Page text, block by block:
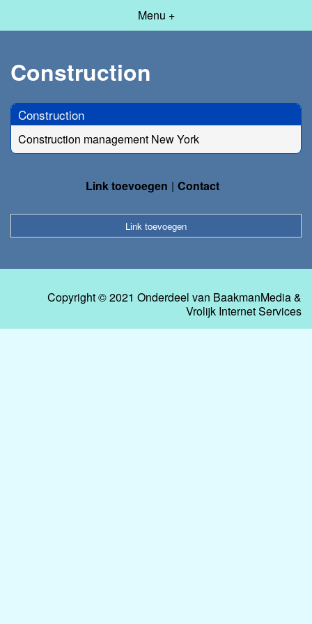
Menu +
Construction
Construction
Construction management New York
Link toevoegen Contact
Link toevoegen
Copyright © 2021 Onderdeel van BaakmanMedia&
Vrolijk Internet Services